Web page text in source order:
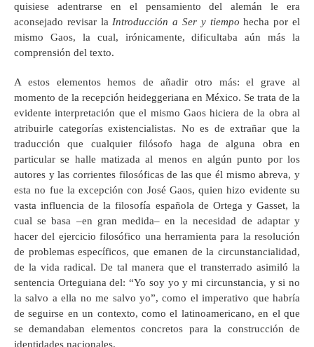
quisiese adentrarse en el pensamiento del alemán le era
aconsejado revisar laIntroducción a Ser y tiempo hecha por el
mismo Gaos, la cual, irónicamente, dificultaba aún más la
comprensión del texto.
A estos elementos hemos de añadir otro más: el grave al
momento de la recepción heideggeriana en México. Se trata de la
evidente interpretación que el mismo Gaos hiciera de la obra al
atribuirle categorías existencialistas. No es de extrañar que la
traducción que cualquier filósofo haga de alguna obra en
particular se halle matizada al menos en algún punto por los
autores y las corrientes filosóficas de las que él mismo abreva, y
esta no fue la excepción con José Gaos, quien hizo evidente su
vasta influencia de la filosofía española de Ortega y Gasset, la
cual se basa –en gran medida– en la necesidad de adaptar y
hacer del ejercicio filosófico una herramienta para la resolución
de problemas específicos, que emanen de la circunstancialidad,
de la vida radical. De tal manera que el transterrado asimiló la
sentencia Orteguiana del: “Yo soy yo y mi circunstancia, y si no
la salvo a ella no me salvo yo”, como el imperativo que habría
de seguirse en un contexto, como el latinoamericano, en el que
se demandaban elementos concretos para la construcción de
identidades nacionales.